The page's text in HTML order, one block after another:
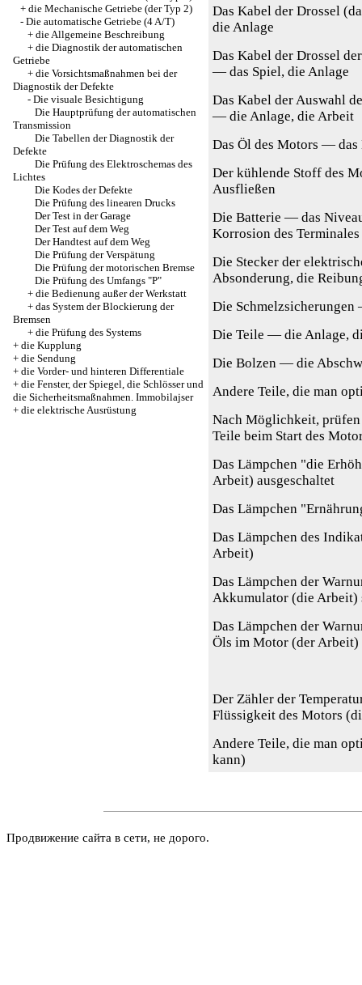
+ die Mechanische Getriebe (der Typ 2)
- Die automatische Getriebe (4 A/T)
+ die Allgemeine Beschreibung
+ die Diagnostik der automatischen
Getriebe
+ die Vorsichtsmaßnahmen bei der
Diagnostik der Defekte
- Die visuale Besichtigung
Die Hauptprüfung der automatischen
Transmission
Die Tabellen der Diagnostik der
Defekte
Die Prüfung des Elektroschemas des
Lichtes
Die Kodes der Defekte
Die Prüfung des linearen Drucks
Der Test in der Garage
Der Test auf dem Weg
Der Handtest auf dem Weg
Die Prüfung der Verspätung
Die Prüfung der motorischen Bremse
Die Prüfung des Umfangs "P"
+ die Bedienung außer der Werkstatt
+ das System der Blockierung der
Bremsen
+ die Prüfung des Systems
+ die Kupplung
+ die Sendung
+ die Vorder- und hinteren Differentiale
+ die Fenster, der Spiegel, die Schlösser und
die Sicherheitsmaßnahmen. Immobilajser
+ die elektrische Ausrüstung
Das Kabel der Drossel
die Anlage
Das Kabel der Drossel
— das Spiel, die Anlage
Das Kabel der Auswahl
— die Anlage, die Arbeit
Das Öl des Motors —
Der kühlende Stoff des
Ausfließen
Die Batterie — das
Korrosion des Terminales
Die Stecker der
Absonderung, die
Die
Die Teile — die Anlage,
Die Bolzen — die
Andere Teile, die man
Nach Möglichkeit,
Teile beim Start des
Das Lämpchen "die
Arbeit) ausgeschaltet
Das Lämpchen
Das Lämpchen des
Arbeit)
Das Lämpchen der
Akkumulator (die Arbeit)
Das Lämpchen der
Öls im Motor (der Arbeit)
Der Zähler der
Flüssigkeit des Motors
Andere Teile, die man
kann)
Продвижение сайта в сети, не дорого.